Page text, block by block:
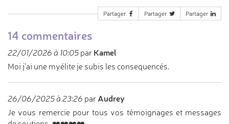
Partager Partager Partager
14 commentaires
22/01/2026 à 10:05 par Kamel
Moi j'ai une myélite je subis les consequencés.
26/06/2025 à 23:26 par Audrey
Je vous remercie pour tous vos témoignages et messages